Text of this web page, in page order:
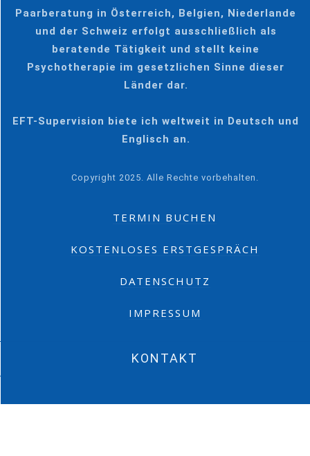
Paarberatung in Österreich, Belgien, Niederlande
und der Schweiz erfolgt ausschließlich als
beratende Tätigkeit und stellt keine
Psychotherapie im gesetzlichen Sinne dieser
Länder dar.
EFT-Supervision biete ich weltweit in Deutsch und
Englisch an.
Copyright 2025. Alle Rechte vorbehalten.
TERMIN BUCHEN
KOSTENLOSES ERSTGESPRÄCH
DATENSCHUTZ
IMPRESSUM
KONTAKT